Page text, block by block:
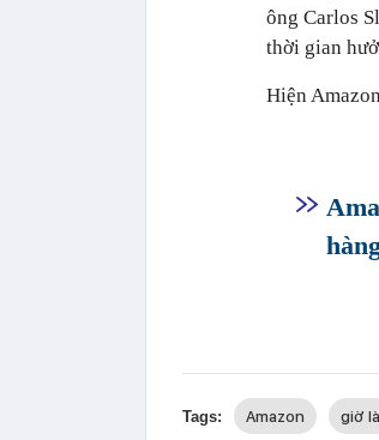
ông Carlos
thời gian
Hiện
Tags: Amazon giờ